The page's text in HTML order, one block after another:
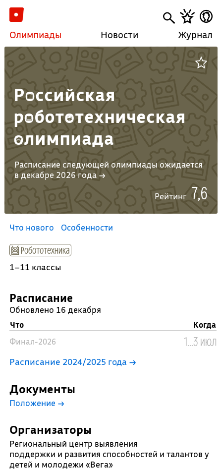
Олимпиады Новости Журнал
Российская
робототехническая
олимпиада
Расписание следующей олимпиады ожидается
в декабре 2026 года →
Рейтинг 7,6
Что нового Особенности
Робототехника
1–11 классы
Расписание
Обновлено 16 декабря
Что
Когда
Финал-2026
1...3 июл
Расписание 2024/2025 года →
Документы
Положение →
Организаторы
Региональный центр выявления
поддержки и развития способностей и талантов у
детей и молодежи «Вега»